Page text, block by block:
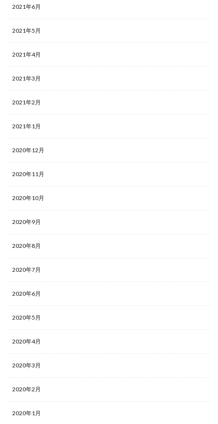
2021年6月
2021年5月
2021年4月
2021年3月
2021年2月
2021年1月
2020年12月
2020年11月
2020年10月
2020年9月
2020年8月
2020年7月
2020年6月
2020年5月
2020年4月
2020年3月
2020年2月
2020年1月